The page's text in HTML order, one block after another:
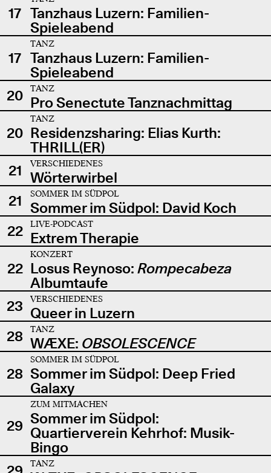
17 Tanzhaus Luzern: Familien-
Spieleabend
17
TANZ
Tanzhaus Luzern: Familien-
Spieleabend
20
TANZ
Pro Senectute Tanznachmittag
20
TANZ
Residenzsharing: Elias Kurth:
THRILL(ER)
21
VERSCHIEDENES
Wörterwirbel
21
SOMMER IM SÜDPOL
Sommer im Südpol: David Koch
22
LIVE-PODCAST
Extrem Therapie
22
KONZERT
Losus Reynoso: Rompecabeza
Albumtaufe
23
VERSCHIEDENES
Queer in Luzern
28
TANZ
WÆXE: OBSOLESCENCE
28
SOMMER IM SÜDPOL
Sommer im Südpol: Deep Fried
Galaxy
29
ZUM MITMACHEN
Sommer im Südpol:
Quartierverein Kehrhof: Musik-
Bingo
TANZ